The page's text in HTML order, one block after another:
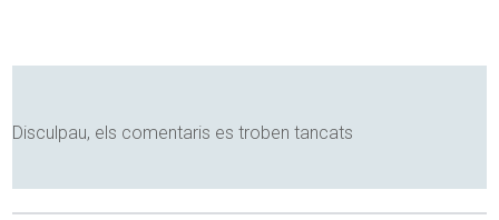
Disculpau, els comentaris es troben tancats